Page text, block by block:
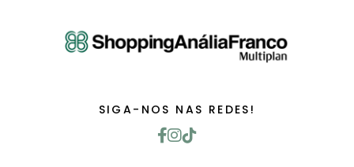
SIGA-NOS NAS REDES!